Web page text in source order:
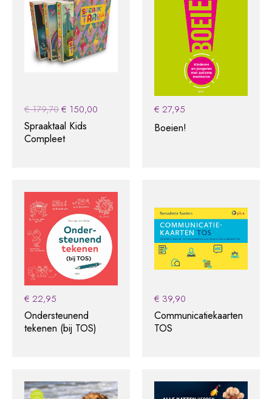
€179,70Original
price
was:
€ 179,70.
€ 150,00
Spraaktaal Kids
Compleet
€ 27,95
Boeien!
€ 22,95
Ondersteunend
tekenen (bij TOS)
€ 39,90
Communicatiekaarten
TOS